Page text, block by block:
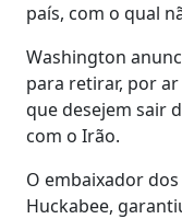
país, com o qual
Washington
para retirar, por
que desejem sair
com o Irão.
O embaixador
Huckabee,